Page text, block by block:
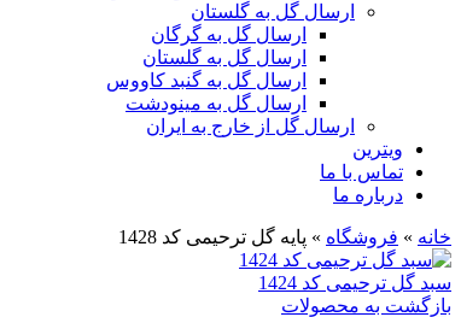
ارسال گل به گلستان
ارسال گل به گرگان
ارسال گل به گلستان
ارسال گل به گنبد کاووس
ارسال گل به مینودشت
ارسال گل از خارج به ایران
ویترین
تماس با ما
درباره ما
خانه » فروشگاه » پایه گل ترحیمی کد 1428
سبد گل ترحیمی کد 1424
بازگشت به محصولات